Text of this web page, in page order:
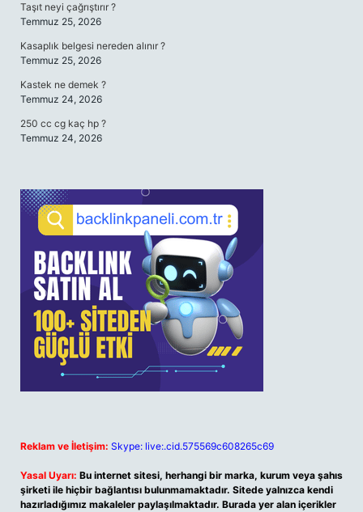
Taşıt neyi çağrıştırır ?
Temmuz 25, 2026
Kasaplık belgesi nereden alınır ?
Temmuz 25, 2026
Kastek ne demek ?
Temmuz 24, 2026
250 cc cg kaç hp ?
Temmuz 24, 2026
Reklam ve İletişim: Skype: live:.cid.575569c608265c69
Yasal Uyarı: Bu internet sitesi, herhangi bir marka, kurum veya şahıs
şirketi ile hiçbir bağlantısı bulunmamaktadır. Sitede yalnızca kendi
hazırladığımız makaleler paylaşılmaktadır. Burada yer alan içerikler